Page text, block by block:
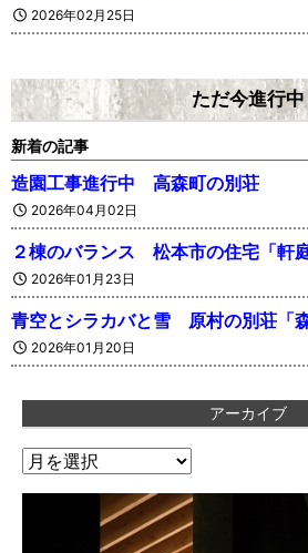
2026年02月25日
ただ今進行中
新着の記事
造園工事進行中 高森町の別荘
2026年04月02日
２棟のバランス 松本市の住宅「軒庭
2026年01月23日
青空とシラカバと雪 原村の別荘「森
2026年01月20日
アーカイブ
ア